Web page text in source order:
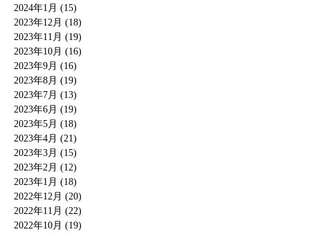
2024年1月 (15)
2023年12月 (18)
2023年11月 (19)
2023年10月 (16)
2023年9月 (16)
2023年8月 (19)
2023年7月 (13)
2023年6月 (19)
2023年5月 (18)
2023年4月 (21)
2023年3月 (15)
2023年2月 (12)
2023年1月 (18)
2022年12月 (20)
2022年11月 (22)
2022年10月 (19)